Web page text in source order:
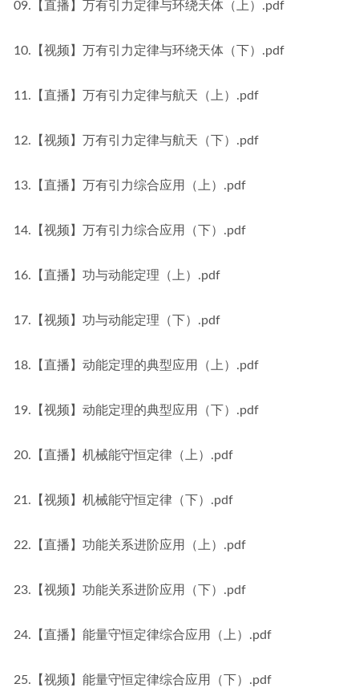
09.【直播】万有引力定律与环绕天体（上）.pdf
10.【视频】万有引力定律与环绕天体（下）.pdf
11.【直播】万有引力定律与航天（上）.pdf
12.【视频】万有引力定律与航天（下）.pdf
13.【直播】万有引力综合应用（上）.pdf
14.【视频】万有引力综合应用（下）.pdf
16.【直播】功与动能定理（上）.pdf
17.【视频】功与动能定理（下）.pdf
18.【直播】动能定理的典型应用（上）.pdf
19.【视频】动能定理的典型应用（下）.pdf
20.【直播】机械能守恒定律（上）.pdf
21.【视频】机械能守恒定律（下）.pdf
22.【直播】功能关系进阶应用（上）.pdf
23.【视频】功能关系进阶应用（下）.pdf
24.【直播】能量守恒定律综合应用（上）.pdf
25.【视频】能量守恒定律综合应用（下）.pdf